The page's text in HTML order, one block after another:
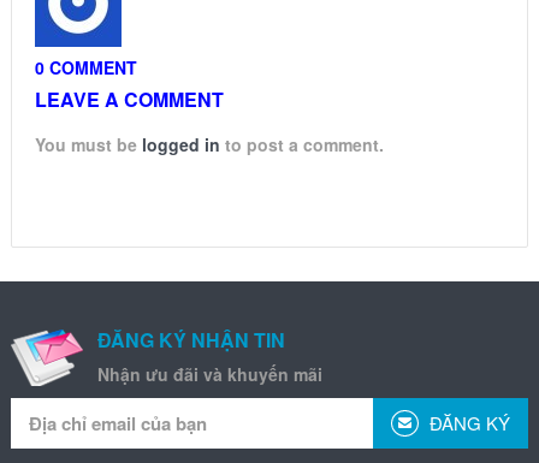
0 COMMENT
LEAVE A COMMENT
You must be logged in to post a comment.
ĐĂNG KÝ NHẬN TIN
Nhận ưu đãi và khuyến mãi
ĐĂNG KÝ